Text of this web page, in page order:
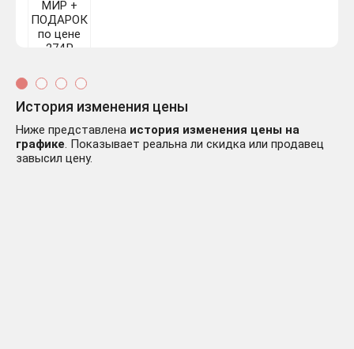
История изменения цены
Ниже представлена история изменения цены на
графике. Показывает реальна ли скидка или продавец
завысил цену.